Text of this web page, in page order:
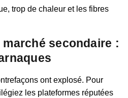
trop de chaleur et les fibres
secondaire :
ont explosé. Pour
les plateformes réputées